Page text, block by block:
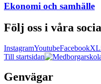
Ekonomi och samhälle
Följ oss i våra
InstagramYoutubeFacebookX
Till startsidan
Genvägar